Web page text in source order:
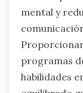
mental y
programas
habilidades